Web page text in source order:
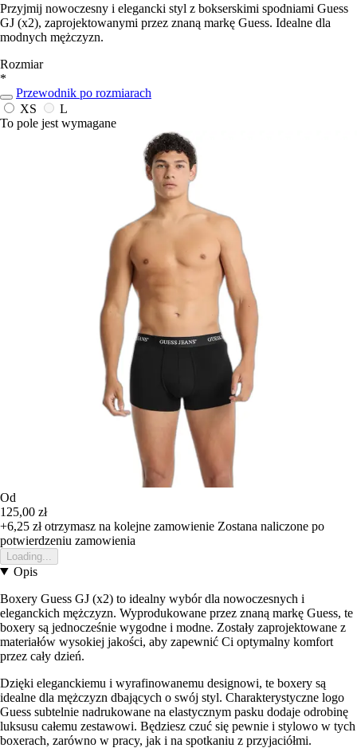
Przyjmij nowoczesny i elegancki styl z bokserskimi spodniami Guess
GJ (x2), zaprojektowanymi przez znaną markę Guess. Idealne dla
modnych mężczyzn.
Rozmiar
*
Przewodnik po rozmiarach
XS
L
To pole jest wymagane
Od
125,00 zł
+6,25 złotrzymasz na kolejne zamowienie Zostana naliczone po
potwierdzeniu zamowienia
Loading...
Opis
Boxery Guess GJ (x2) to idealny wybór dla nowoczesnych i
eleganckich mężczyzn. Wyprodukowane przez znaną markę Guess, te
boxery są jednocześnie wygodne i modne. Zostały zaprojektowane z
materiałów wysokiej jakości, aby zapewnić Ci optymalny komfort
przez cały dzień.
Dzięki eleganckiemu i wyrafinowanemu designowi, te boxery są
idealne dla mężczyzn dbających o swój styl. Charakterystyczne logo
Guess subtelnie nadrukowane na elastycznym pasku dodaje odrobinę
luksusu całemu zestawowi. Będziesz czuć się pewnie i stylowo w tych
boxerach, zarówno w pracy, jak i na spotkaniu z przyjaciółmi.